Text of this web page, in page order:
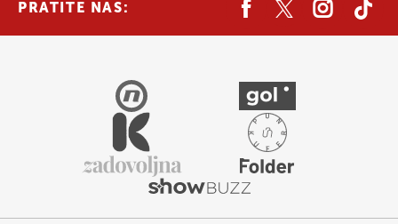
PRATITE NAS: